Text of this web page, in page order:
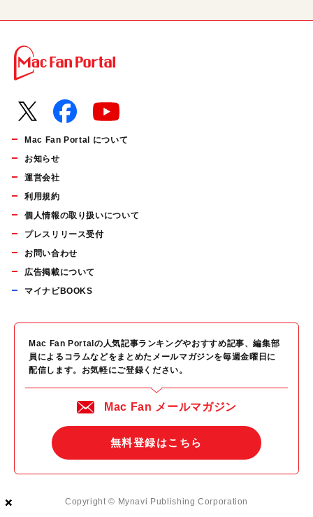
×
×
×
Mac Fan Portal について
お知らせ
運営会社
利用規約
個人情報の取り扱いについて
プレスリリース受付
お問い合わせ
広告掲載について
マイナビBOOKS
Mac Fan Portalの人気記事ランキングやおすすめ記事、編集部
員によるコラムなどをまとめたメールマガジンを毎週金曜日に
配信します。お気軽にご登録ください。
Mac Fan メールマガジン
無料登録はこちら
Copyright © Mynavi Publishing Corporation